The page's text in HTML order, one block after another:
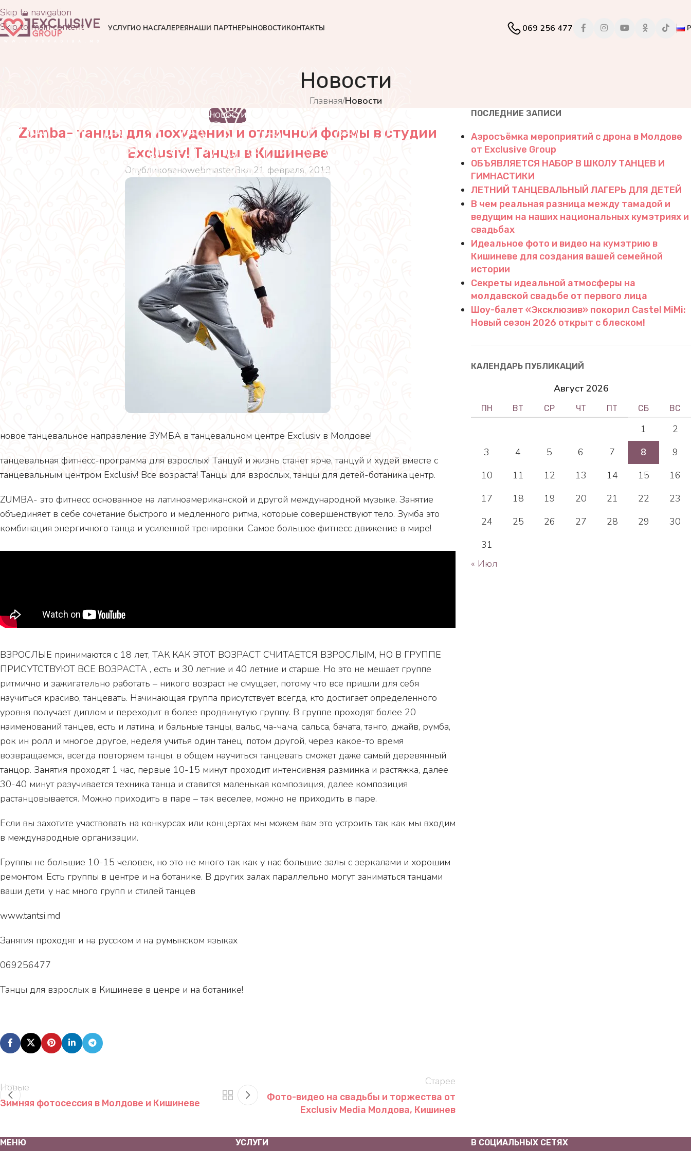
Skip to navigation
Skip to main content
УСЛУГИО НАСГАЛЕРЕЯНАШИ ПАРТНЕРЫНОВОСТИКОНТАКТЫ 069 256 477
Новости
Главная/Новости
НОВОСТИ
Zumba- танцы для похудения и отличной формы в студии
Exclusiv! Танцы в Кишиневе
ОпубликованоwebmasterВкл 21 февраля, 2013
новое танцевальное направление ЗУМБА в танцевальном центре Exclusiv в Молдове!
танцевальная фитнесс-программа для взрослых! Танцуй и жизнь станет ярче, танцуй и худей вместе с
танцевальным центром Exclusiv! Все возраста! Танцы для взрослых, танцы для детей-ботаника.центр.
ZUMBA- это фитнесс основанное на латиноамериканской и другой международной музыке. Занятие
объединяет в себе сочетание быстрого и медленного ритма, которые совершенствуют тело. Зумба это
комбинация энергичного танца и усиленной тренировки. Самое большое фитнесс движение в мире!
ВЗРОСЛЫЕ принимаются с 18 лет, ТАК КАК ЭТОТ ВОЗРАСТ СЧИТАЕТСЯ ВЗРОСЛЫМ, НО В ГРУППЕ
ПРИСУТСТВУЮТ ВСЕ ВОЗРАСТА , есть и 30 летние и 40 летние и старше. Но это не мешает группе
ритмично и зажигательно работать – никого возраст не смущает, потому что все пришли для себя
научиться красиво, танцевать. Начинающая группа присутствует всегда, кто достигает определенного
уровня получает диплом и переходит в более продвинутую группу. В группе проходят более 20
наименований танцев, есть и латина, и бальные танцы, вальс, ча-ча.ча, сальса, бачата, танго, джайв, румба,
рок ин ролл и многое другое, неделя учитья один танец, потом другой, через какое-то время
возвращаемся, всегда повторяем танцы, в общем научиться танцевать сможет даже самый деревянный
танцор. Занятия проходят 1 час, первые 10-15 минут проходит интенсивная разминка и растяжка, далее
30-40 минут разучивается техника танца и ставится маленькая композиция, далее композиция
растанцовывается. Можно приходить в паре – так веселее, можно не приходить в паре.
Если вы захотите участвовать на конкурсах или концертах мы можем вам это устроить так как мы входим
в международные организации.
Группы не большие 10-15 человек, но это не много так как у нас большие залы с зеркалами и хорошим
ремонтом. Есть группы в центре и на ботанике. В других залах параллельно могут заниматься танцами
ваши дети, у нас много групп и стилей танцев
www.tantsi.md
Занятия проходят и на русском и на румынском языках
069256477
Танцы для взрослых в Кишиневе в ценре и на ботанике!
Новые
Зимняя фотосессия в Молдове и Кишиневе
Старее
Фото-видео на свадьбы и торжества от
Exclusiv Media Молдова, Кишинев
ПОСЛЕДНИЕ ЗАПИСИ
Аэросъёмка мероприятий с дрона в Молдове
от Exclusive Group
ОБЪЯВЛЯЕТСЯ НАБОР В ШКОЛУ ТАНЦЕВ И
ГИМНАСТИКИ
ЛЕТНИЙ ТАНЦЕВАЛЬНЫЙ ЛАГЕРЬ ДЛЯ ДЕТЕЙ
В чем реальная разница между тамадой и
ведущим на наших национальных кумэтриях и
свадьбах
Идеальное фото и видео на кумэтрию в
Кишиневе для создания вашей семейной
истории
Секреты идеальной атмосферы на
молдавской свадьбе от первого лица
Шоу-балет «Эксклюзив» покорил Castel MiMi:
Новый сезон 2026 открыт с блеском!
КАЛЕНДАРЬ ПУБЛИКАЦИЙ
Август 2026
ПН ВТ СР ЧТ ПТ СБ ВС
1
2
3
4 5 6 7 8
9
10
11 12 13 14 15
16
17
18 19 20 21 22
23
24
25 26 27 28 29
30
31
« Июл
МЕНЮ УСЛУГИ В СОЦИАЛЬНЫХ СЕТЯХ